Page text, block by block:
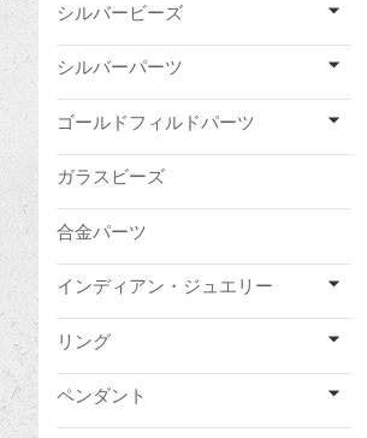
シルバービーズ
シルバーパーツ
ゴールドフィルドパーツ
ガラスビーズ
合金パーツ
インディアン・ジュエリー
リング
ペンダント